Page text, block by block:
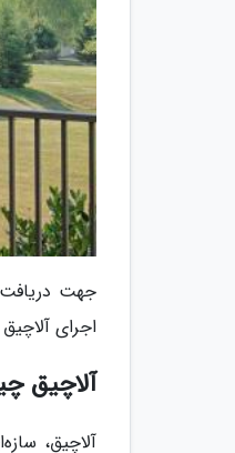
جهت
اجرای
آلاچیق
آلاچیق،